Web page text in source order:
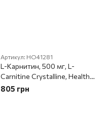
Артикул: HO41281
L-Карнитин, 500 мг, L-
Carnitine Crystalline, Healthy
Origins, 90 капсул
805 грн